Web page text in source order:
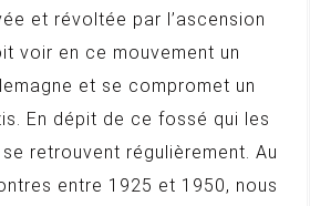
et révoltée par l’ascension
voir en ce mouvement un
et se compromet un
En dépit de ce fossé qui les
retrouvent régulièrement. Au
entre 1925 et 1950, nous